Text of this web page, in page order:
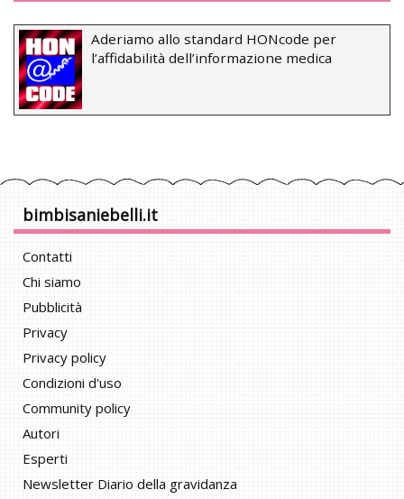
Aderiamo allo standard HONcode per
l’affidabilità dell’informazione medica
bimbisaniebelli.it
Contatti
Chi siamo
Pubblicità
Privacy
Privacy policy
Condizioni d'uso
Community policy
Autori
Esperti
Newsletter Diario della gravidanza